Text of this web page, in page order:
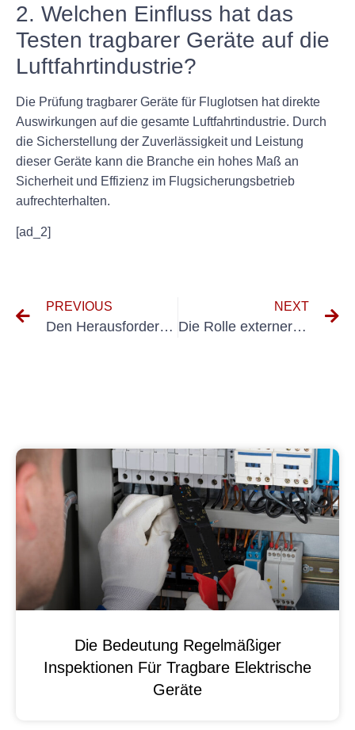
2. Welchen Einfluss hat das
Testen tragbarer Geräte auf die
Luftfahrtindustrie?
Die Prüfung tragbarer Geräte für Fluglotsen hat direkte
Auswirkungen auf die gesamte Luftfahrtindustrie. Durch
die Sicherstellung der Zuverlässigkeit und Leistung
dieser Geräte kann die Branche ein hohes Maß an
Sicherheit und Effizienz im Flugsicherungsbetrieb
aufrechterhalten.
[ad_2]
PREVIOUS
Den Herausforderungen von VDS 2871 begegnen: Best Practices für Prüfung und Zertifizierung
NEXT
Die Rolle externer VEFK bei Reiseführerdiensten verstehen
Die Bedeutung Regelmäßiger
Inspektionen Für Tragbare Elektrische
Geräte